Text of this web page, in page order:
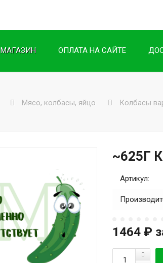
МАГАЗИН ОПЛАТА НА САЙТЕ
Мясо, колбасы, яйцо Колбасы
~625Г
Артикул:
1464 ₽